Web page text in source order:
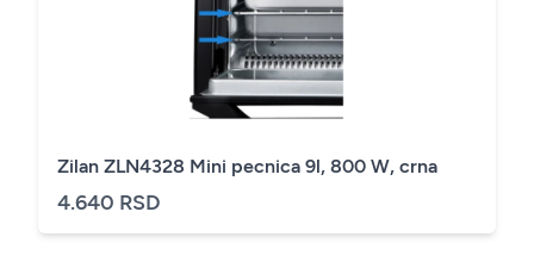
Zilan ZLN4328 Mini pecnica 9l, 800 W, crna
4.640 RSD